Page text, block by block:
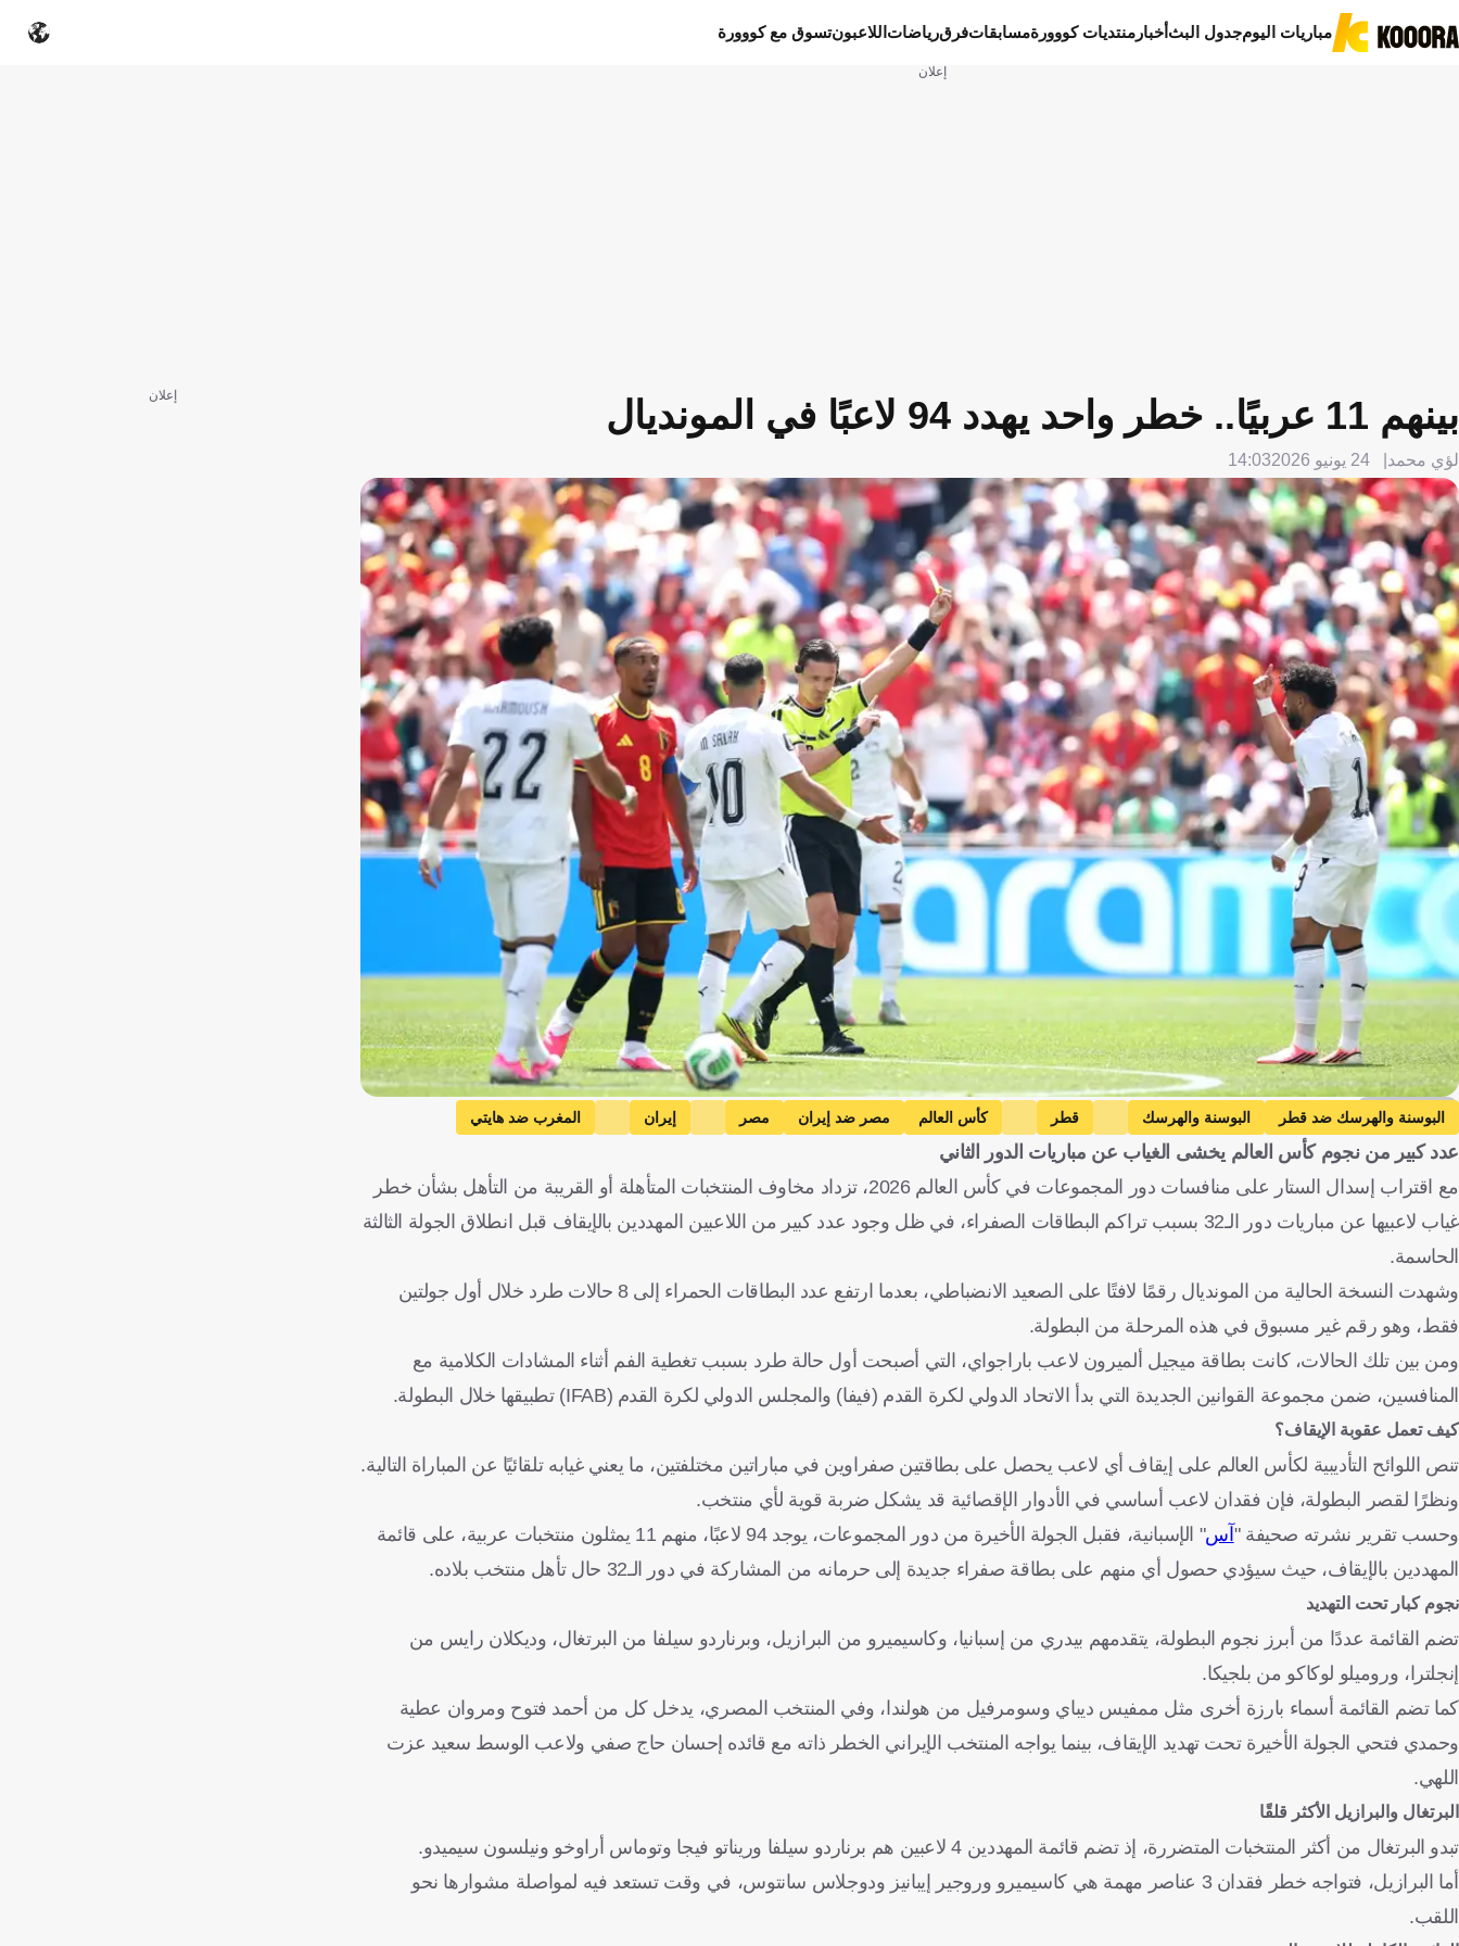
مباريات اليومجدول البثأخبار منتديات كووورةمسابقاتفرقرياضات اللاعبونتسوق مع كووورة
إعلان
بينهم 11 عربيًا.. خطر واحد يهدد 94 لاعبًا في المونديال
لؤي محمد 24 يونيو 2026 14:03
Getty Images
البوسنة والهرسك ضد قطر البوسنة والهرسك قطر كأس العالم مصر ضد إيران مصر إيران
المغرب ضد هايتي
المغرب
هايتي الجزائر ضد النمسا الجزائر النمسا
البوسنة والهرسك
قطر الولايات المتحدة مصر إيران المغرب هايتي الجزائر النمسا الرأس الأخضر
المملكة العربية السعودية
كرة قدم
عدد كبير من نجوم كأس العالم يخشى الغياب عن مباريات الدور الثاني
مع اقتراب إسدال الستار على منافسات دور المجموعات في كأس العالم 2026، تزداد مخاوف المنتخبات المتأهلة أو القريبة من التأهل بشأن خطر
غياب لاعبيها عن مباريات دور الـ32 بسبب تراكم البطاقات الصفراء، في ظل وجود عدد كبير من اللاعبين المهددين بالإيقاف قبل انطلاق الجولة الثالثة
الحاسمة.
وشهدت النسخة الحالية من المونديال رقمًا لافتًا على الصعيد الانضباطي، بعدما ارتفع عدد البطاقات الحمراء إلى 8 حالات طرد خلال أول جولتين
فقط، وهو رقم غير مسبوق في هذه المرحلة من البطولة.
ومن بين تلك الحالات، كانت بطاقة ميجيل ألميرون لاعب باراجواي، التي أصبحت أول حالة طرد بسبب تغطية الفم أثناء المشادات الكلامية مع
المنافسين، ضمن مجموعة القوانين الجديدة التي بدأ الاتحاد الدولي لكرة القدم (فيفا) والمجلس الدولي لكرة القدم (IFAB) تطبيقها خلال البطولة.
كيف تعمل عقوبة الإيقاف؟
تنص اللوائح التأديبية لكأس العالم على إيقاف أي لاعب يحصل على بطاقتين صفراوين في مباراتين مختلفتين، ما يعني غيابه تلقائيًا عن المباراة التالية.
ونظرًا لقصر البطولة، فإن فقدان لاعب أساسي في الأدوار الإقصائية قد يشكل ضربة قوية لأي منتخب.
وحسب تقرير نشرته صحيفة " آس
" الإسبانية، فقبل الجولة الأخيرة من دور المجموعات، يوجد 94 لاعبًا، منهم 11 يمثلون منتخبات عربية، على قائمة
المهددين بالإيقاف، حيث سيؤدي حصول أي منهم على بطاقة صفراء جديدة إلى حرمانه من المشاركة في دور الـ32 حال تأهل منتخب بلاده.
نجوم كبار تحت التهديد
تضم القائمة عددًا من أبرز نجوم البطولة، يتقدمهم بيدري من إسبانيا، وكاسيميرو من البرازيل، وبرناردو سيلفا من البرتغال، وديكلان رايس من
إنجلترا، وروميلو لوكاكو من بلجيكا.
كما تضم القائمة أسماء بارزة أخرى مثل ممفيس ديباي وسومرفيل من هولندا، وفي المنتخب المصري، يدخل كل من أحمد فتوح ومروان عطية
وحمدي فتحي الجولة الأخيرة تحت تهديد الإيقاف، بينما يواجه المنتخب الإيراني الخطر ذاته مع قائده إحسان حاج صفي ولاعب الوسط سعيد عزت
اللهي.
البرتغال والبرازيل الأكثر قلقًا
تبدو البرتغال من أكثر المنتخبات المتضررة، إذ تضم قائمة المهددين 4 لاعبين هم برناردو سيلفا وريناتو فيجا وتوماس أراوخو ونيلسون سيميدو.
أما البرازيل، فتواجه خطر فقدان 3 عناصر مهمة هي كاسيميرو وروجير إيبانيز ودوجلاس سانتوس، في وقت تستعد فيه لمواصلة مشوارها نحو
اللقب.
إعلان